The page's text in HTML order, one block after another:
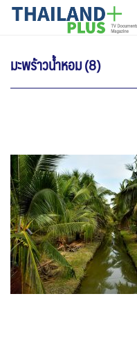
SkipTHAILANDPLUS NEWS
มะพร้าวน้ำหอม (8)